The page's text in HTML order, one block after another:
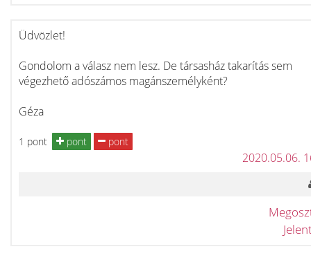
Üdvözlet!
Gondolom a válasz nem lesz. De társasház takarítás sem
végezhető adószámos magánszemélyként?
Géza
1 pont pont pont
2020.05.06.